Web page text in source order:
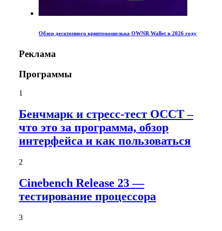
Обзор десктопного криптокошелька OWNR Wallet в 2026 году
Реклама
Программы
1
Бенчмарк и стресс-тест OCCT –
что это за программа, обзор
интерфейса и как пользоваться
2
Cinebench Release 23 —
тестирование процессора
3